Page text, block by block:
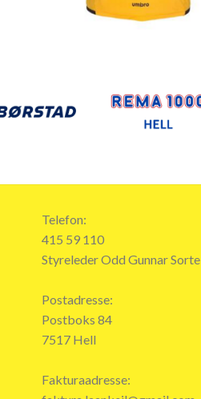
Telefon:
415 59 110
Styreleder Odd Gunnar Sorte
Postadresse:
Postboks 84
7517 Hell
Fakturaadresse: